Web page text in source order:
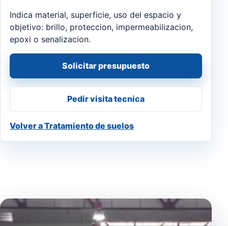
Indica material, superficie, uso del espacio y
objetivo: brillo, proteccion, impermeabilizacion,
epoxi o senalizacion.
Solicitar presupuesto
Pedir visita tecnica
Volver a Tratamiento de suelos